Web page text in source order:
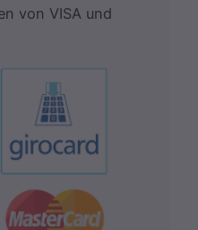
von VISA und